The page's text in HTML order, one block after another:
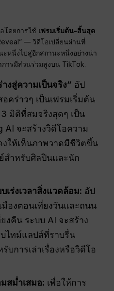
โดยการใช้ เฟรมเริ่มต้น-สิ้นสุด
— วิดีโอเปลี่ยนผ่านที่
ะหนึ่งไปสู่อีกสถานะหนึ่งอย่างน่า
ารมีส่วนร่วมสูงบน TikTok.
งสู่ความเป็นจริง” อัป
คร่าวๆ เป็นเฟรมเริ่มต้น
มิติที่สมจริงสุดๆ เป็น
AI จะสร้างวิดีโอความ
ให้เห็นภาพวาดมีชีวิตขึ้น
สำหรับศิลปินและนัก
เร่งเวลาสิ่งแวดล้อม: อัป
องตอนเที่ยงวันและถนน
งคืน ระบบ AI จะสร้าง
ไทม์แลปส์ที่ราบรื่น
บการเล่าเรื่องหรือวิดีโอ
สม่ำเสมอ: เพื่อให้การ